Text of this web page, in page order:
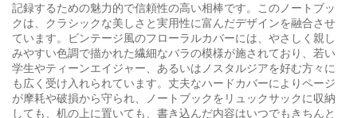
記録するための魅力的で信頼性の高い相棒です。このノートブッ
クは、クラシックな美しさと実用性に富んだデザインを融合させ
ています。ビンテージ風のフローラルカバーには、やさしく親し
みやすい色調で描かれた繊細なバラの模様が施されており、若い
学生やティーンエイジャー、あるいはノスタルジアを好む方々に
も広く受け入れられています。丈夫なハードカバーによりページ
が摩耗や破損から守られ、ノートブックをリュックサックに収納
しても、机の上に置いても、書き込んだ内容はいつでもきちんと